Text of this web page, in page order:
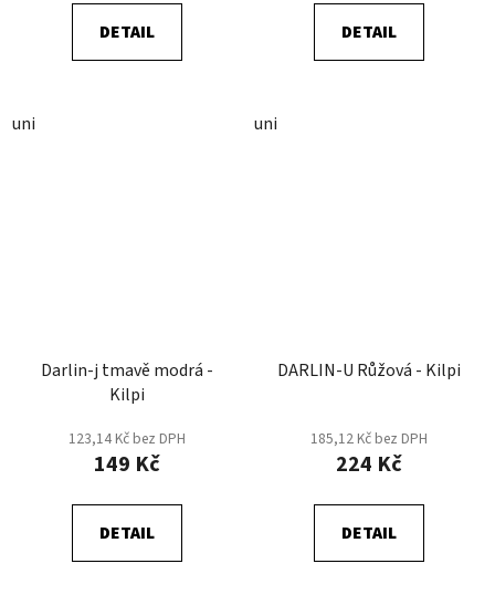
DETAIL
uni
DETAIL
uni
Darlin-j tmavě modrá -
Kilpi
123,14 Kč bez DPH
149 Kč
DETAIL
DARLIN-U Růžová - Kilpi
185,12 Kč bez DPH
224 Kč
DETAIL